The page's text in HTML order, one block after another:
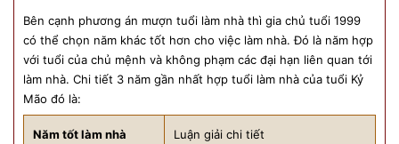
Bên cạnh phương án mượn tuổi làm nhà thì gia chủ tuổi 1999
có thể chọn năm khác tốt hơn cho việc làm nhà. Đó là năm hợp
với tuổi của chủ mệnh và không phạm các đại hạn liên quan tới
làm nhà. Chi tiết 3 năm gần nhất hợp tuổi làm nhà của tuổi Kỷ
Mão đó là:
Năm tốt làm nhà Luận giải chi tiết